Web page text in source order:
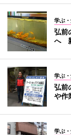
学ぶ
弘前
へ
学ぶ
弘前
や作
学ぶ